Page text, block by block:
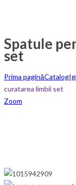
Spatule
set
Prima paginăCatalog
curatarea limbii set
Zoom